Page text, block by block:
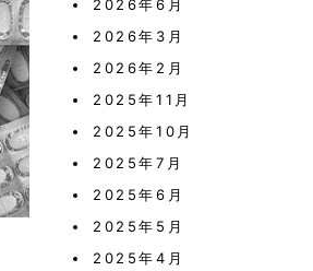
2026年6月
2026年3月
2026年2月
2025年11月
2025年10月
2025年7月
2025年6月
2025年5月
2025年4月